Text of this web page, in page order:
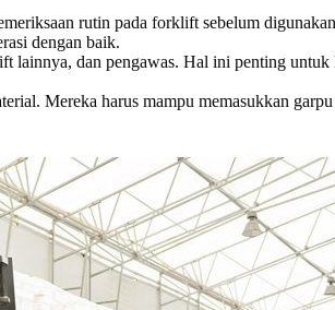
rutin pada forklift sebelum
dengan baik.
dan pengawas. Hal ini penting
Mereka harus mampu memasukkan